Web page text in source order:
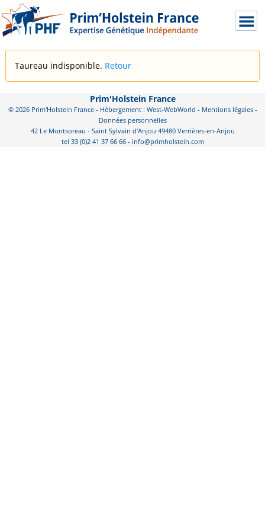
Taureau indisponible. Retour
Prim'Holstein France
© 2026 Prim'Holstein France - Hébergement : West-WebWorld - Mentions légales-
Données personnelles
42 Le Montsoreau - Saint Sylvain d'Anjou 49480 Verrières-en-Anjou
tel 33 (0)2 41 37 66 66 - info@primholstein.com